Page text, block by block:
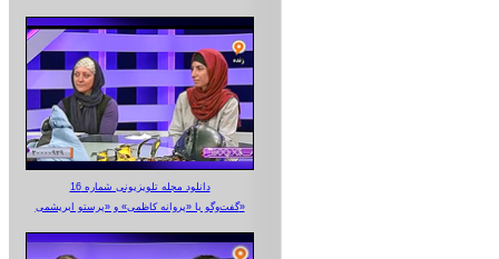
دانلود مجله تلویزیونی شماره 16
گفت‌وگو با «پروانه کاظمی» و «پرستو‌ ابریشمی»